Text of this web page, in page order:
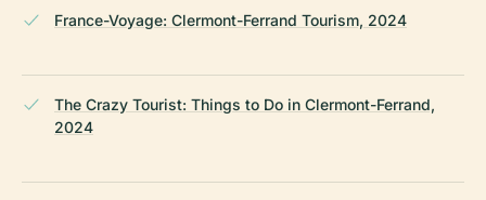
France-Voyage: Clermont-Ferrand Tourism, 2024
The Crazy Tourist: Things to Do in Clermont-Ferrand,
2024